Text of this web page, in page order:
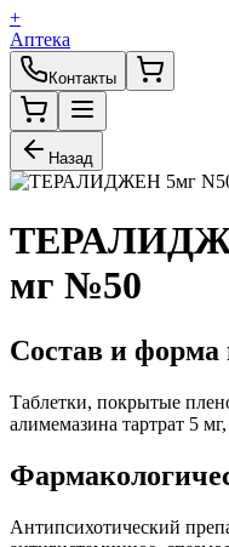
+
Аптека
Контакты
Назад
мг №50
Состав и форма
Таблетки, покрытые
алимемазина тартрат 5
Антипсихотический